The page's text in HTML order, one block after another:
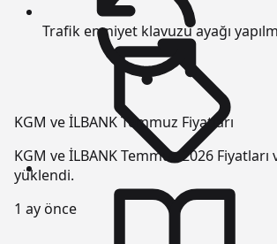
KGM ve İLBANK Temmuz Fiyatları
KGM ve İLBANK Temmuz 2026 Fiyatları
yüklendi.
1 ay önce
Trafik emniyet klavuzu ayağı